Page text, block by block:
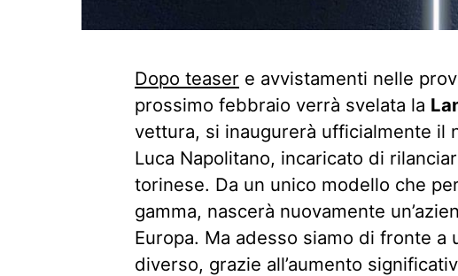
Dopo teaser e avvistamenti nelle
prossimo febbraio verrà svelata la
vettura, si inaugurerà ufficialmente il
Luca Napolitano, incaricato di
torinese. Da un unico modello che
gamma, nascerà nuovamente
Europa. Ma adesso siamo di fronte a
diverso, grazie all’aumento